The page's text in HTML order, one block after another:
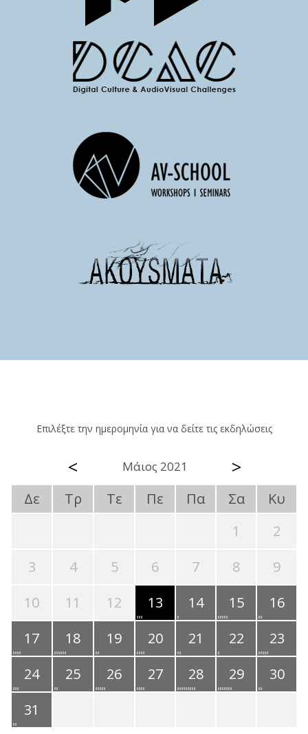
Επιλέξτε την ημερομηνία για να δείτε τις εκδηλώσεις
< Μάιος 2021 >
Δε Τρ Τε Πε Πα Σα
Κυ
1
2
3
4 5 6 7 8
9
10
11 12 13 14 15
16
17
18 19 20 21 22
23
24
25 26 27 28 29
30
31